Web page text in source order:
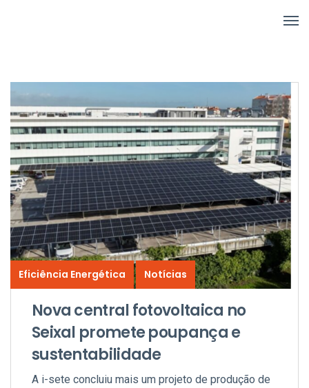
Eficiência Energética Notícias
Nova central fotovoltaica no
Seixal promete poupança e
sustentabilidade
A i-sete concluiu mais um projeto de produção de